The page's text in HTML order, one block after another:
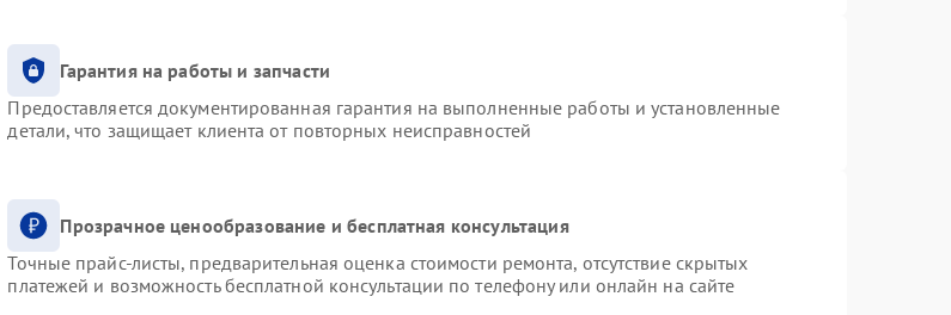
Гарантия на работы и запчасти
Предоставляется документированная гарантия на выполненные работы и установленные
детали, что защищает клиента от повторных неисправностей
Прозрачное ценообразование и бесплатная консультация
Точные прайс-листы, предварительная оценка стоимости ремонта, отсутствие скрытых
платежей и возможность бесплатной консультации по телефону или онлайн на сайте